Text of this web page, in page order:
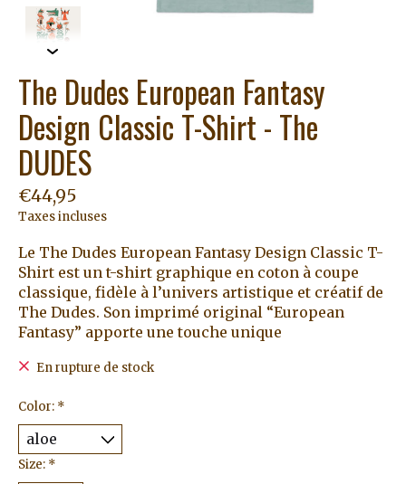
The Dudes European Fantasy
Design Classic T-Shirt - The
DUDES
€44,95
Taxes incluses
Le The Dudes European Fantasy Design Classic T-
Shirt est un t-shirt graphique en coton à coupe
classique, fidèle à l’univers artistique et créatif de
The Dudes. Son imprimé original “European
Fantasy” apporte une touche unique
En rupture de stock
Color: *
Size: *